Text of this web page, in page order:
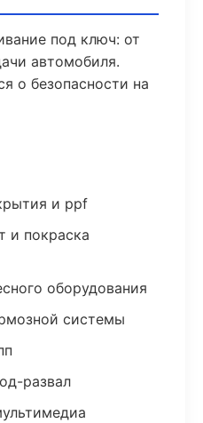
под ключ: от
автомобиля.
о безопасности на
и ppf
и покраска
оборудования
системы
развал